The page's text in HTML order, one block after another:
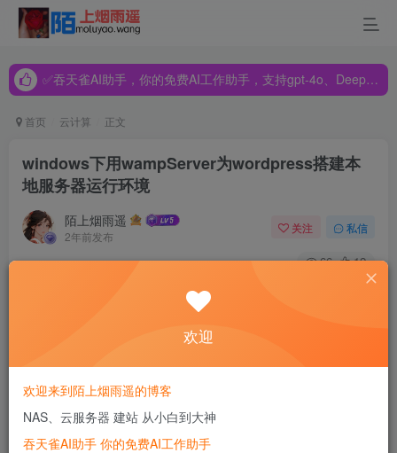
✅吞天雀AI助手，你的免费AI工作助手，支持gpt-4o、DeepSeek、Claude🔥🔥🔥🔥
✅吞天雀AI助手，你的免费AI工作助手，支持gpt-4o、DeepSeek、Claude🔥🔥🔥🔥
首页 云计算 正文
windows下用wampServer为wordpress搭建本
地服务器运行环境
陌上烟雨遥
2年前发布
关注 私信
66 12
2、安装wamp
安装过程中需要你选择默认浏览器
欢迎
欢迎来到陌上烟雨遥的博客
NAS、云服务器 建站 从小白到大神
吞天雀AI助手 你的免费AI工作助手